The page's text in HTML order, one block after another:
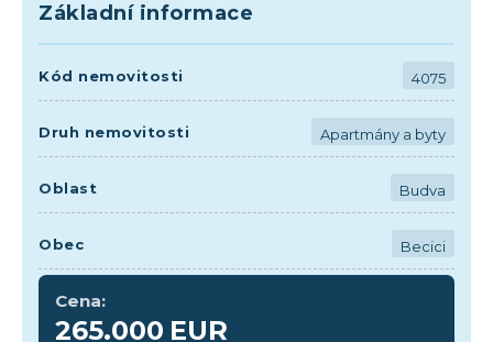
Základní informace
Kód nemovitosti 4075
Druh nemovitosti Apartmány a byty
Oblast Budva
Obec Becici
Cena:
265.000 EUR